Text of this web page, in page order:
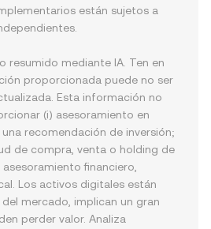
están sujetos a
resumido mediante IA. Ten en
proporcionada puede no ser
Esta información no
(i) asesoramiento en
recomendación de inversión;
de compra, venta o holding de
financiero,
Los activos digitales están
mercado, implican un gran
perder valor. Analiza